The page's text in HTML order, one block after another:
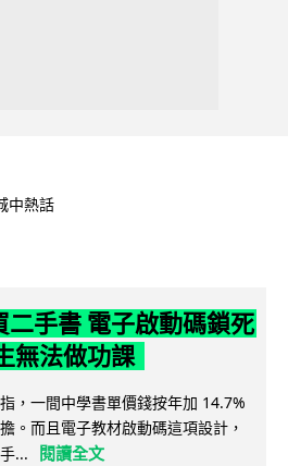
中熱話
二手書 電子啟動碼鎖死
無法做功課
，一間中學書單價錢按年加 14.7%
。而且電子教材啟動碼這項設計，
...
閱讀全文